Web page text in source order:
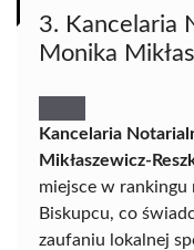
3. Kancelaria
Monika
Kancelaria
Mikłaszewicz-
miejsce w rankingu
Biskupcu, co
zaufaniu lokalnej